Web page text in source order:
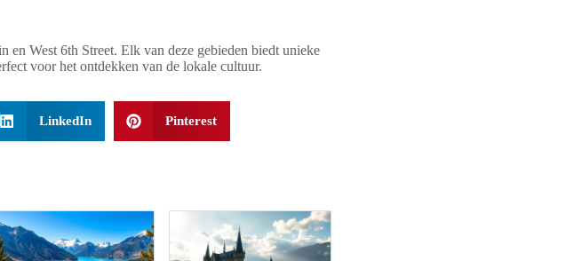
West 6th Street. Elk van deze gebieden biedt unieke
voor het ontdekken van de lokale cultuur.
LinkedIn Pinterest